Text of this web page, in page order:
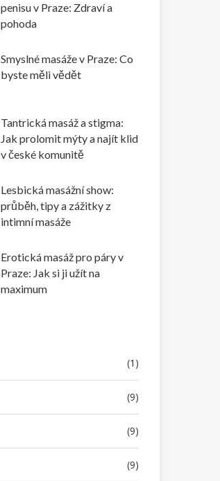
penisu v Praze: Zdraví a
pohoda
Smyslné masáže v Praze: Co
byste měli vědět
Tantrická masáž a stigma:
Jak prolomit mýty a najít klid
v české komunitě
Lesbická masážní show:
průběh, tipy a zážitky z
intimní masáže
Erotická masáž pro páry v
Praze: Jak si ji užít na
maximum
(1)
(9)
(9)
(9)